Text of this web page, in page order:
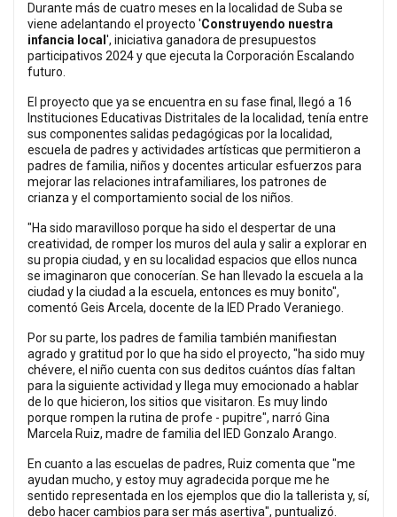
Durante más de cuatro meses en la localidad de Suba se
viene adelantando el proyecto 'Construyendo nuestra
infancia local ', iniciativa ganadora de presupuestos
participativos 2024 y que ejecuta la Corporación Escalando
futuro.
El proyecto que ya se encuentra en su fase final, llegó a 16
Instituciones Educativas Distritales de la localidad, tenía entre
sus componentes salidas pedagógicas por la localidad,
escuela de padres y actividades artísticas que permitieron a
padres de familia, niños y docentes articular esfuerzos para
mejorar las relaciones intrafamiliares, los patrones de
crianza y el comportamiento social de los niños.
"Ha sido maravilloso porque ha sido el despertar de una
creatividad, de romper los muros del aula y salir a explorar en
su propia ciudad, y en su localidad espacios que ellos nunca
se imaginaron que conocerían. Se han llevado la escuela a la
ciudad y la ciudad a la escuela, entonces es muy bonito",
comentó Geis Arcela, docente de la IED Prado Veraniego.
Por su parte, los padres de familia también manifiestan
agrado y gratitud por lo que ha sido el proyecto, "ha sido muy
chévere, el niño cuenta con sus deditos cuántos días faltan
para la siguiente actividad y llega muy emocionado a hablar
de lo que hicieron, los sitios que visitaron. Es muy lindo
porque rompen la rutina de profe - pupitre", narró Gina
Marcela Ruiz, madre de familia del IED Gonzalo Arango.
En cuanto a las escuelas de padres, Ruiz comenta que "me
ayudan mucho, y estoy muy agradecida porque me he
sentido representada en los ejemplos que dio la tallerista y, sí,
debo hacer cambios para ser más asertiva", puntualizó.